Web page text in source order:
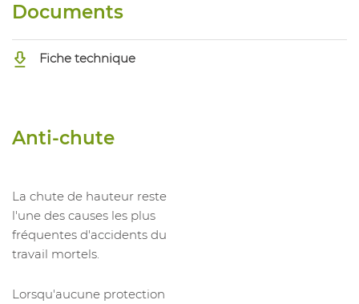
Documents
Fiche technique
Anti-chute
La chute de hauteur reste
l'une des causes les plus
fréquentes d'accidents du
travail mortels.
Lorsqu'aucune protection